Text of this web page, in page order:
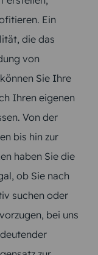
Ein
die das
von
Sie Ihre
Ihren eigenen
Von der
bis hin zur
haben Sie die
ob Sie nach
suchen oder
bei uns